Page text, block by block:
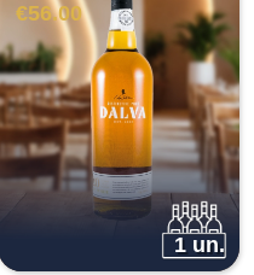
€56.00
1 un.